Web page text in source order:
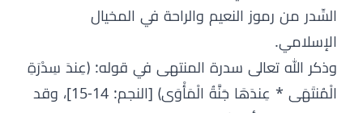
السِّدر من رموز النعيم والراحة في المخيال
الإسلامي.
وذكر الله تعالى سدرة المنتهى في قوله: ﴿عِندَ سِدْرَةِ
الْمُنتَهَى * عِندَهَا جَنَّةُ الْمَأْوَى﴾ [النجم: 14-15]، وقد